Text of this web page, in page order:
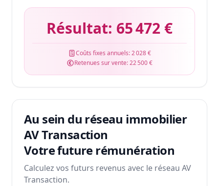
Résultat: 65 472 €
Coûts fixes annuels:2 028 €
Retenues sur vente:22 500 €
Au sein du réseau immobilier
AV Transaction
Votre future rémunération
Calculez vos futurs revenus avec le réseau AV
Transaction.